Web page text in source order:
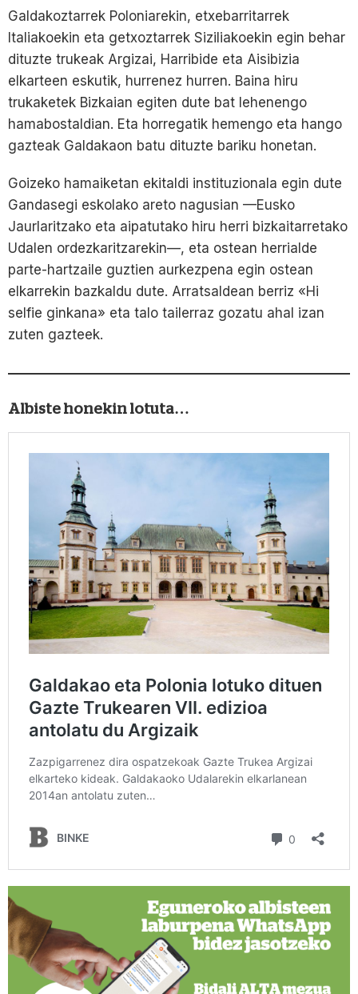
Galdakoztarrek Poloniarekin, etxebarritarrek
Italiakoekin eta getxoztarrek Siziliakoekin egin behar
dituzte trukeak Argizai, Harribide eta Aisibizia
elkarteen eskutik, hurrenez hurren. Baina hiru
trukaketek Bizkaian egiten dute bat lehenengo
hamabostaldian. Eta horregatik hemengo eta hango
gazteak Galdakaon batu dituzte bariku honetan.
Goizeko hamaiketan ekitaldi instituzionala egin dute
Gandasegi eskolako areto nagusian —Eusko
Jaurlaritzako eta aipatutako hiru herri bizkaitarretako
Udalen ordezkaritzarekin—, eta ostean herrialde
parte-hartzaile guztien aurkezpena egin ostean
elkarrekin bazkaldu dute. Arratsaldean berriz «Hi
selfie ginkana» eta talo tailerraz gozatu ahal izan
zuten gazteek.
Albiste honekin lotuta…